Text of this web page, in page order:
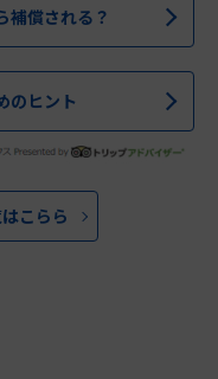
補償される？
のヒント
こらら